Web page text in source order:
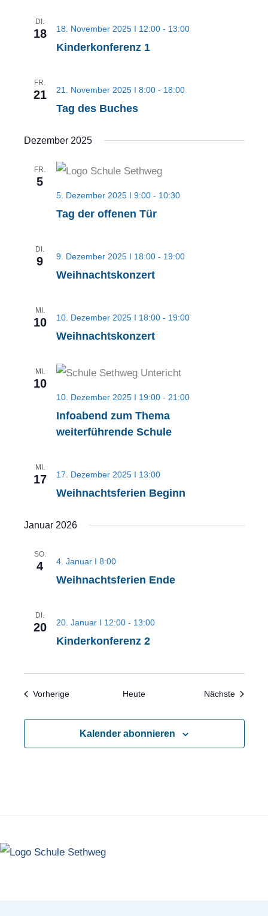
DI.
18
Kinderkonferenz 1
18. November 2025 I 12:00- 13:00
FR.
21
Tag des Buches
21. November 2025 I 8:00- 18:00
Dezember 2025
FR.
5
Tag der offenen Tür
5. Dezember 2025 I 9:00- 10:30
DI.
9
Weihnachtskonzert
9. Dezember 2025 I 18:00- 19:00
MI.
10
Weihnachtskonzert
10. Dezember 2025 I 18:00- 19:00
MI.
10
Infoabend zum Thema
weiterführende Schule
10. Dezember 2025 I 19:00- 21:00
MI.
17
Weihnachtsferien Beginn
17. Dezember 2025 I 13:00
Januar 2026
SO.
4
Weihnachtsferien Ende
4. Januar I 8:00
DI.
20
Kinderkonferenz 2
20. Januar I 12:00- 13:00
VorherigeVeranstaltungenHeute Nächste
Kalender abonnieren